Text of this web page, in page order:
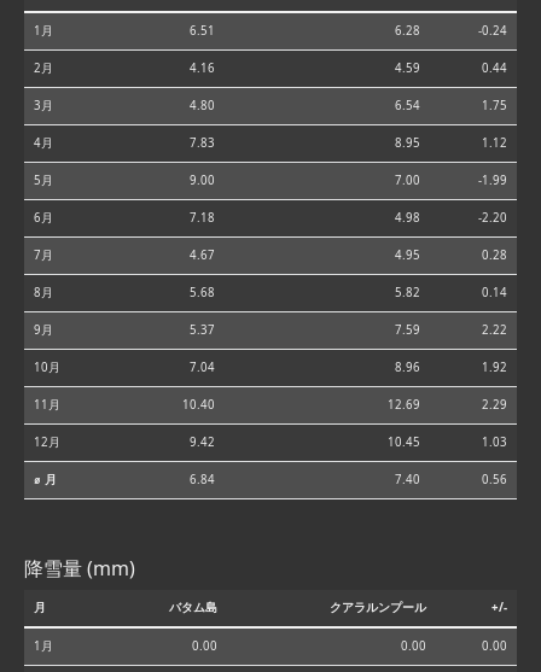
1月 6.51 6.28 -0.24
2月 4.16 4.59 0.44
3月 4.80 6.54 1.75
4月 7.83 8.95 1.12
5月 9.00 7.00 -1.99
6月 7.18 4.98 -2.20
7月 4.67 4.95 0.28
8月 5.68 5.82 0.14
9月 5.37 7.59 2.22
10月 7.04 8.96 1.92
11月 10.40 12.69 2.29
12月 9.42 10.45 1.03
⌀ 月 6.84 7.40 0.56
降雪量 (mm)
月 バタム島 クアラルンプール +/-
1月 0.00 0.00 0.00